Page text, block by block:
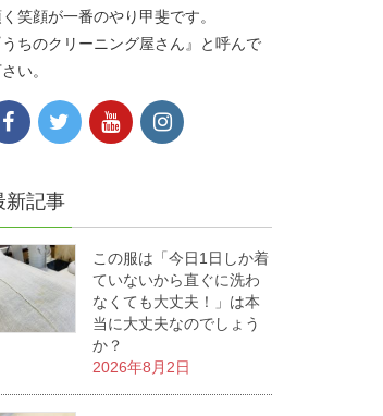
笑顔が一番のやり甲斐です。
うちのクリーニング屋さん』と呼んで
い。
新記事
この服は「今日1日しか着
ていないから直ぐに洗わ
なくても大丈夫！」は本
当に大丈夫なのでしょう
か？
2026年8月2日